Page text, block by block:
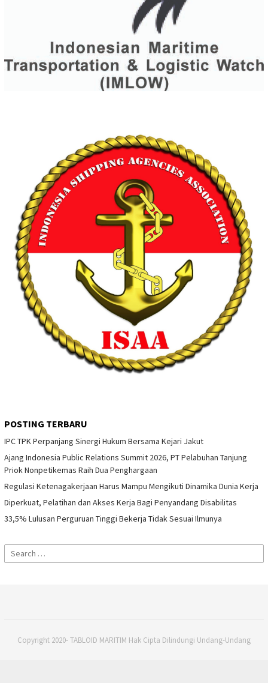
POSTING TERBARU
IPC TPK Perpanjang Sinergi Hukum Bersama Kejari Jakut
Ajang Indonesia Public Relations Summit 2026, PT Pelabuhan Tanjung
Priok Nonpetikemas Raih Dua Penghargaan
Regulasi Ketenagakerjaan Harus Mampu Mengikuti Dinamika Dunia Kerja
Diperkuat, Pelatihan dan Akses Kerja Bagi Penyandang Disabilitas
33,5% Lulusan Perguruan Tinggi Bekerja Tidak Sesuai Ilmunya
Search
for:
Copyright 2020- TABLOID MARITIM Hak Cipta Dilindungi Undang-Undang